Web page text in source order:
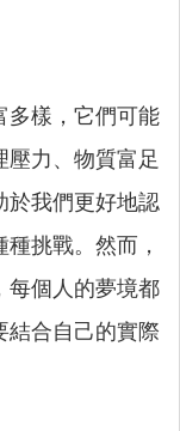
多樣，它們可能
力、物質富足
於我們更好地認
挑戰。然而，
每個人的夢境都
結合自己的實際